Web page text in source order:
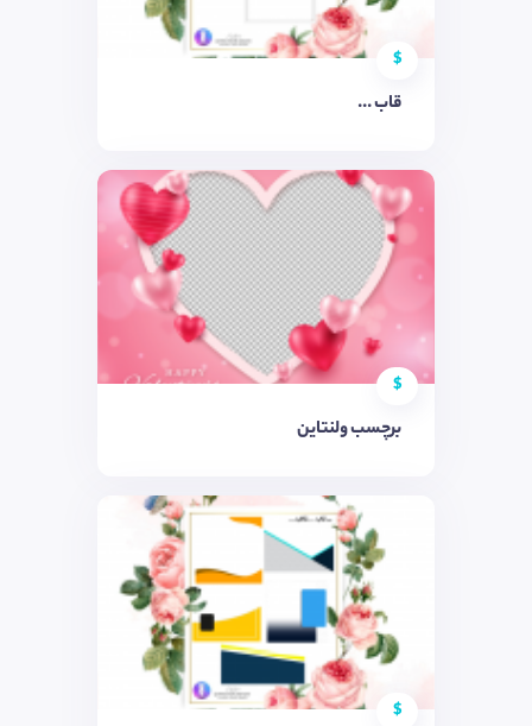
$
قاب ...
$
برچسب ولنتاین
$